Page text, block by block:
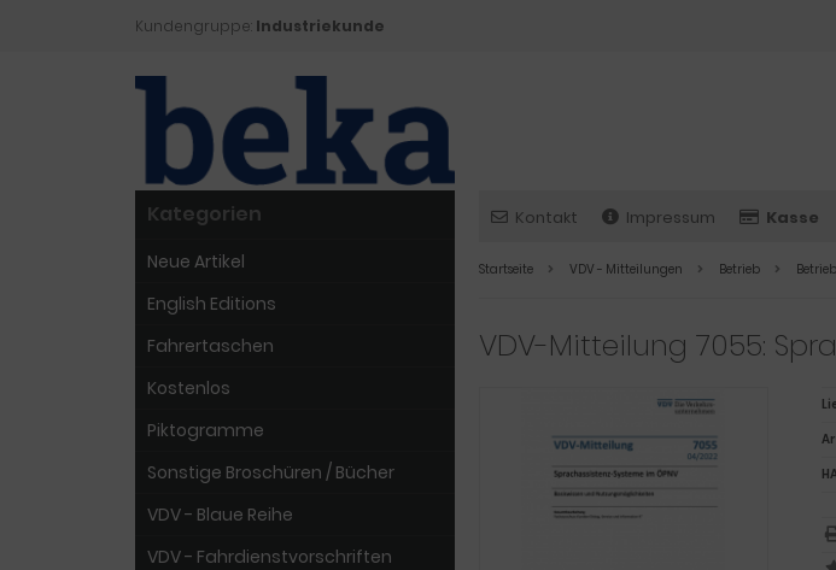
Kundengruppe: Industriekunde
Kontakt Impressum Kasse
Startseite VDV - Mitteilungen Betrieb
VDV-Mitteilung 7055:
Kategorien
Neue Artikel
English Editions
Fahrertaschen
Kostenlos
Piktogramme
Sonstige Broschüren / Bücher
VDV - Blaue Reihe
VDV - Fahrdienstvorschriften